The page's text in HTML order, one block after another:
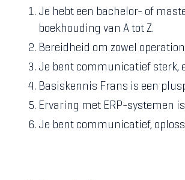
Je hebt een bachelor- of
boekhouding van A tot Z.
Bereidheid om zowel
Je bent communicatief sterk,
Basiskennis Frans is een
Ervaring met ERP-systemen
Je bent communicatief,